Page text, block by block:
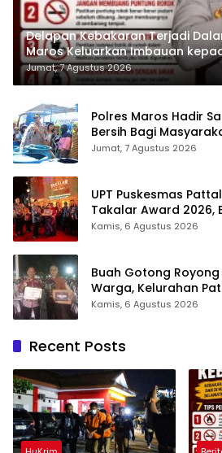
Delapan Kebakaran Terjadi
Maros Keluarkan Imbauan
Jumat, 7 Agustus 2026
Polres Maros Hadir
Bersih Bagi
Air Bersih Di Maros
Jumat, 7 Agustus 2026
UPT Puskesmas
Takalar Award 2026,
Hadirkan Pelayanan
Kamis, 6 Agustus 2026
Buah Gotong
Warga, Kelurahan
Takalar Award 2026
Kamis, 6 Agustus 2026
Recent Posts